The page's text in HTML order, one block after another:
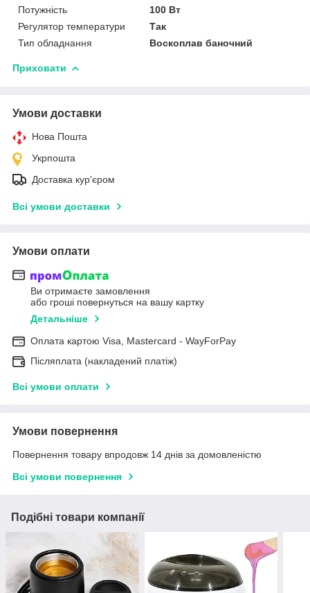
Потужність
100 Вт
Регулятор температури
Так
Тип обладнання
Воскоплав баночний
Приховати
Умови доставки
Нова Пошта
Укрпошта
Доставка кур'єром
Всі умови доставки
Умови оплати
Ви отримаєте замовлення
або гроші повернуться на вашу картку
Детальніше
Оплата картою Visa, Mastercard - WayForPay
Післяплата (накладений платіж)
Всі умови оплати
Умови повернення
Повернення товару впродовж 14 днів за домовленістю
Всі умови повернення
Подібні товари компанії